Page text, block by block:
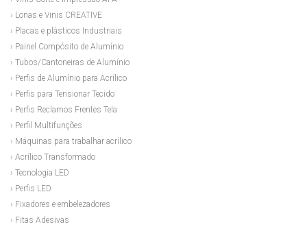
› Lonas e Vinis CREATIVE
› Placas e plásticos Industriais
› Painel Compósito de Alumínio
› Tubos/Cantoneiras de Alumínio
› Perfis de Alumínio para Acrílico
› Perfis para Tensionar Tecido
› Perfis Reclamos Frentes Tela
› Perfil Multifunções
› Máquinas para trabalhar acrílico
› Acrílico Transformado
› Tecnologia LED
› Perfis LED
› Fixadores e embelezadores
› Fitas Adesivas